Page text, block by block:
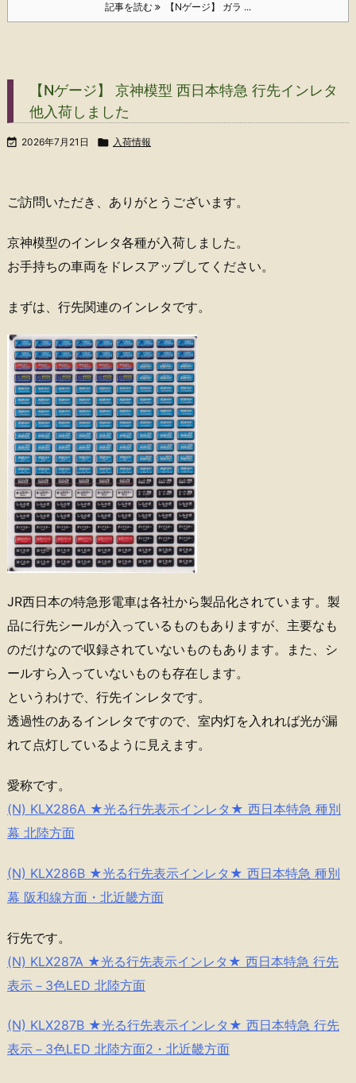
記事を読む 【Nゲージ】 ガラ ...
【Nゲージ】 京神模型 西日本特急 行先インレタ
他入荷しました
 2026年7月21日  入荷情報
ご訪問いただき、ありがとうございます。
京神模型のインレタ各種が入荷しました。
お手持ちの車両をドレスアップしてください。
まずは、行先関連のインレタです。
JR西日本の特急形電車は各社から製品化されています。製
品に行先シールが入っているものもありますが、主要なも
のだけなので収録されていないものもあります。また、シ
ールすら入っていないものも存在します。
というわけで、行先インレタです。
透過性のあるインレタですので、室内灯を入れれば光が漏
れて点灯しているように見えます。
愛称です。
(N) KLX286A ★光る行先表示インレタ★ 西日本特急 種別
幕 北陸方面
(N) KLX286B ★光る行先表示インレタ★ 西日本特急 種別
幕 阪和線方面・北近畿方面
行先です。
(N) KLX287A ★光る行先表示インレタ★ 西日本特急 行先
表示－3色LED 北陸方面
(N) KLX287B ★光る行先表示インレタ★ 西日本特急 行先
表示－3色LED 北陸方面2・北近畿方面